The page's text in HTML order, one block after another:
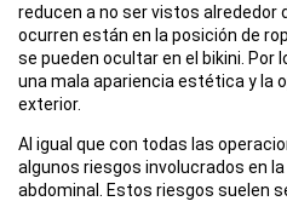
reducen a no ser vistos alrededor
ocurren están en la posición de
se pueden ocultar en el bikini. Por
una mala apariencia estética y la
exterior.
Al igual que con todas las
algunos riesgos involucrados en
abdominal. Estos riesgos suelen